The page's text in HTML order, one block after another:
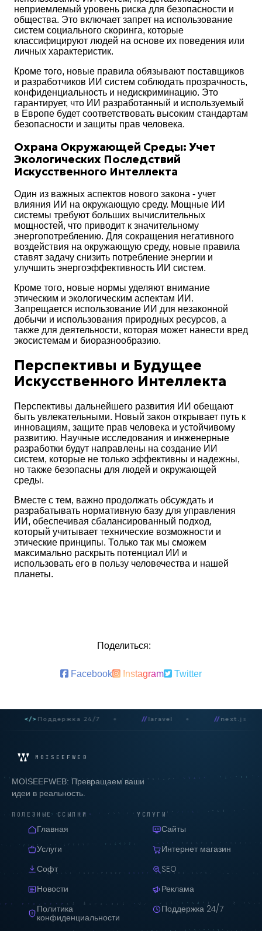
неприемлемый уровень риска для безопасности и
общества. Это включает запрет на использование
систем социального скоринга, которые
классифицируют людей на основе их поведения или
личных характеристик.
Кроме того, новые правила обязывают поставщиков
и разработчиков ИИ систем соблюдать прозрачность,
конфиденциальность и недискриминацию. Это
гарантирует, что ИИ разработанный и используемый
в Европе будет соответствовать высоким стандартам
безопасности и защиты прав человека.
Охрана Окружающей Среды: Учет
Экологических Последствий
Искусственного Интеллекта
Один из важных аспектов нового закона - учет
влияния ИИ на окружающую среду. Мощные ИИ
системы требуют больших вычислительных
мощностей, что приводит к значительному
энергопотреблению. Для сокращения негативного
воздействия на окружающую среду, новые правила
ставят задачу снизить потребление энергии и
улучшить энергоэффективность ИИ систем.
Кроме того, новые нормы уделяют внимание
этическим и экологическим аспектам ИИ.
Запрещается использование ИИ для незаконной
добычи и использования природных ресурсов, а
также для деятельности, которая может нанести вред
экосистемам и биоразнообразию.
Перспективы и Будущее
Искусственного Интеллекта
Перспективы дальнейшего развития ИИ обещают
быть увлекательными. Новый закон открывает путь к
инновациям, защите прав человека и устойчивому
развитию. Научные исследования и инженерные
разработки будут направлены на создание ИИ
систем, которые не только эффективны и надежны,
но также безопасны для людей и окружающей
среды.
Вместе с тем, важно продолжать обсуждать и
разрабатывать нормативную базу для управления
ИИ, обеспечивая сбалансированный подход,
который учитывает технические возможности и
этические принципы. Только так мы сможем
максимально раскрыть потенциал ИИ и
использовать его в пользу человечества и нашей
планеты.
Поделиться:
Facebook Instagram Twitter
Поддержка 24/7 laravel next.js
MOISEEFWEB
MOISEEFWEB: Превращаем ваши
идеи в реальность.
ПОЛЕЗНЫЕ ССЫЛКИ
Главная
Услуги
Софт
Новости
Политика
конфиденциальности
УСЛУГИ
Сайты
Интернет магазин
SEO
Реклама
Поддержка 24/7